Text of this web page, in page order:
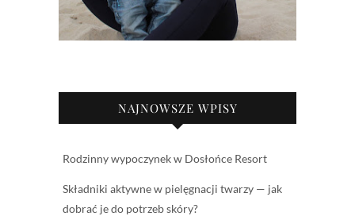
NAJNOWSZE WPISY
Rodzinny wypoczynek w Dosłońce Resort
Składniki aktywne w pielęgnacji twarzy — jak
dobrać je do potrzeb skóry?